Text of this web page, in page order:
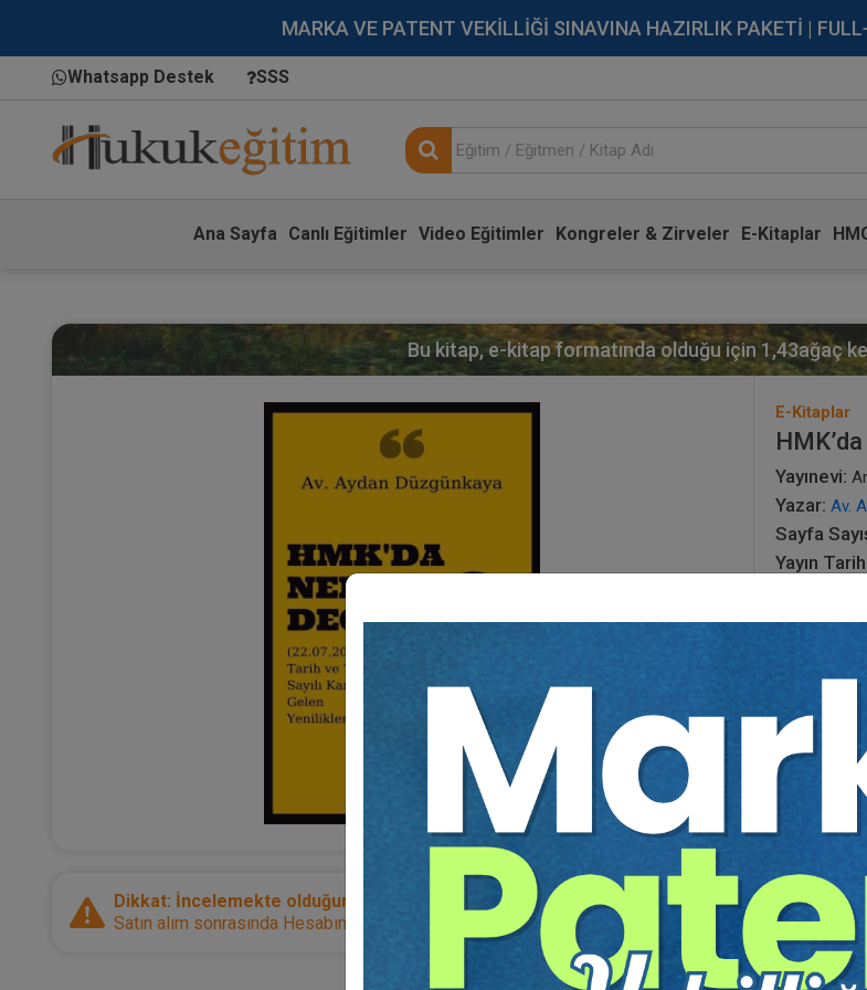
MARKA VE PATENT VEKİLLİĞİ SINAVINA HAZIRLIK PAKETİ |
Whatsapp Destek SSS
Ana Sayfa Canlı Eğitimler Video Eğitimler Kongreler & Zirveler E-Kitaplar
Bu kitap, e-kitap formatında olduğu için1,43ağaç
E-Kitaplar
Yayınevi:
Yazar: Av.
Sayfa
Yayın
Tür: E-kitap
300,00 TL
Dikkat: İncelemekte olduğunuz ürün bir e-kitaptır.
Satın alım sonrasında Hesabım sayfanız üzerinden direkt olarak ulaşabilir ve cihazlarınızdan